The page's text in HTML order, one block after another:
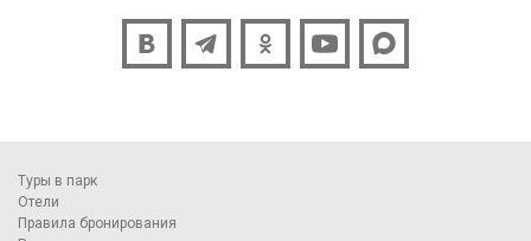
Туры в парк
Отели
Правила бронирования